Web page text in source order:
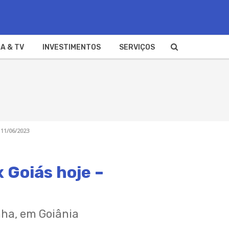
& TV INVESTIMENTOS SERVIÇOS
06/2023
hoje –
em Goiânia